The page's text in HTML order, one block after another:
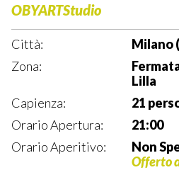
OBYARTStudio
Città:
Milano
Zona:
Lilla
Capienza:
21
Orario Apertura:
21:00
Orario Aperitivo:
Non
Offerto